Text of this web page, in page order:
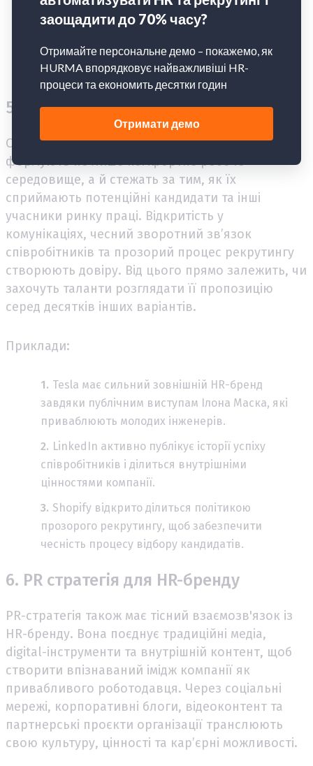
співробітникам із новонародженими дітьми.
яйцеклітин для співробітниць, які планують
материнство в майбутньому.
5. Репутація та відкритість компанії
Організації з сильним брендом роботодавця
формують не лише комфортне робоче
середовище, а й стежать за тим, як їх
сприймають потенційні кандидати та інші
учасники ринку праці. Відкритість у
комунікаціях, чесний зворотний зв’язок
співробітників та прозорий процес рекрутингу
створюють довіру. Від цього прямо залежить, чи
захочуть таланти розглядати її пропозицію
серед десятків інших варіантів.
Приклади:
Tesla має сильний зовнішній HR-бренд
завдяки публічним виступам Ілона Маска, які
приваблюють молодих інженерів.
LinkedIn активно публікує історії успіху
співробітників і ділиться внутрішніми
цінностями компанії.
Shopify відкрито ділиться політикою
прозорого рекрутингу, щоб забезпечити
чесність процесу відбору кандидатів.
6. PR стратегія для HR-бренду
PR-стратегія також має тісний взаємозв'язок із
HR-бренду. Вона поєднує традиційні медіа,
digital-інструменти та внутрішній контент, щоб
створити впізнаваний імідж компанії як
привабливого роботодавця. Через соціальні
мережі, корпоративні блоги, відеоконтент та
партнерські проєкти організації транслюють
свою культуру, цінності та кар’єрні можливості.